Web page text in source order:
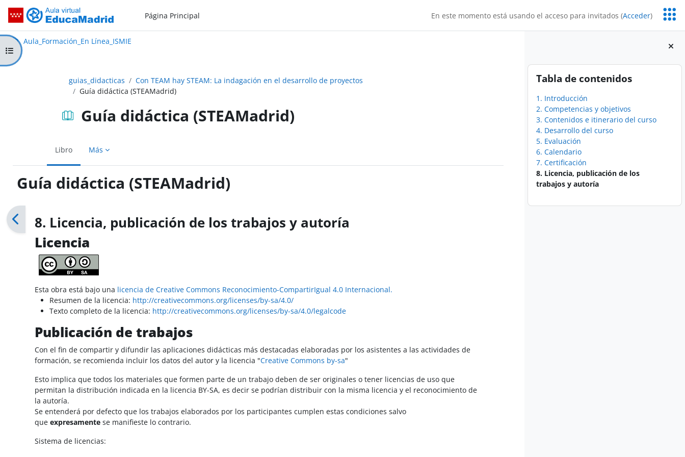
Aula_Formación_En Línea_ISMIEPágina Principal En este momento está usando el acceso para invitados (Acceder)
Bloques
Salta Tabla de contenidos
Tabla de contenidos
1. Introducción
2. Competencias y objetivos
3. Contenidos e itinerario del curso
4. Desarrollo del curso
5. Evaluación
6. Calendario
7. Certificación
8. Licencia, publicación de los
trabajos y autoría
Aula Virtual de EducaMadrid:
Aula_Formación_En Línea_ISMIE
Abrir índice del curso
guias_didacticas
Con TEAM hay STEAM: La indagación en el desarrollo de proyectos
Guía didáctica (STEAMadrid)
Guía didáctica (STEAMadrid)
Libro Más
Guía didáctica (STEAMadrid)
8. Licencia, publicación de los trabajos y autoría
Licencia
Esta obra está bajo una licencia de Creative Commons Reconocimiento-CompartirIgual 4.0 Internacional.
Resumen de la licencia: http://creativecommons.org/licenses/by-sa/4.0/
Texto completo de la licencia: http://creativecommons.org/licenses/by-sa/4.0/legalcode
Publicación de trabajos
Con el fin de compartir y difundir las aplicaciones didácticas más destacadas elaboradas por los asistentes a las actividades de
formación, se recomienda incluir los datos del autor y la licencia "Creative Commons by-sa"
Esto implica que todos los materiales que formen parte de un trabajo deben de ser originales o tener licencias de uso que
permitan la distribución indicada en la licencia BY-SA, es decir se podrían distribuir con la misma licencia y el reconocimiento de
la autoría.
Se entenderá por defecto que los trabajos elaborados por los participantes cumplen estas condiciones salvo
queexpresamente se manifieste lo contrario.
Sistema de licencias: